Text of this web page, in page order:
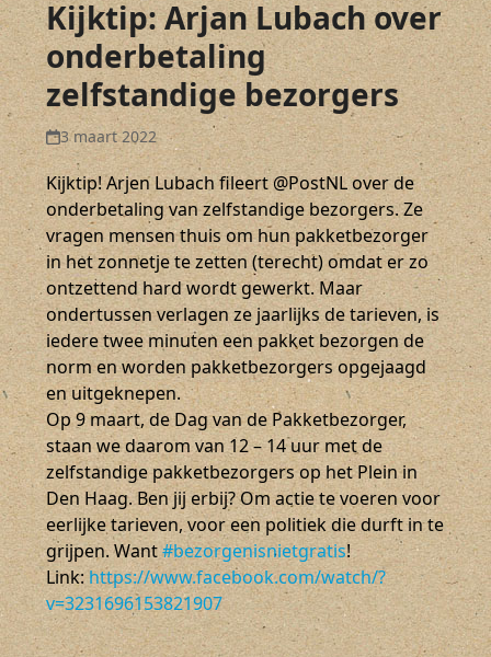
Kijktip: Arjan Lubach over
onderbetaling
zelfstandige bezorgers
3 maart 2022
Kijktip! Arjen Lubach fileert @PostNL over de
onderbetaling van zelfstandige bezorgers. Ze
vragen mensen thuis om hun pakketbezorger
in het zonnetje te zetten (terecht) omdat er zo
ontzettend hard wordt gewerkt. Maar
ondertussen verlagen ze jaarlijks de tarieven, is
iedere twee minuten een pakket bezorgen de
norm en worden pakketbezorgers opgejaagd
en uitgeknepen.
Op 9 maart, de Dag van de Pakketbezorger,
staan we daarom van 12 – 14 uur met de
zelfstandige pakketbezorgers op het Plein in
Den Haag. Ben jij erbij? Om actie te voeren voor
eerlijke tarieven, voor een politiek die durft in te
grijpen. Want#bezorgenisnietgratis!
Link:https://www.facebook.com/watch/?
v=3231696153821907